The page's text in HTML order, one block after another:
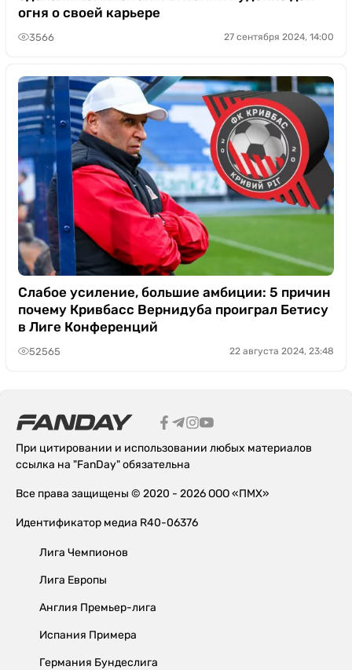
огня о своей карьере
3566 27 сентября 2024, 14:00
Слабое усиление, большие амбиции: 5 причин
почему Кривбасс Вернидуба проиграл Бетису
в Лиге Конференций
52565 22 августа 2024, 23:48
При цитировании и использовании любых материалов
ссылка на "FanDay" обязательна
Все права защищены © 2020 - 2026 ООО «ПМХ»
Идентификатор медиа R40-06376
Лига Чемпионов
Лига Европы
Англия Премьер-лига
Испания Примера
Германия Бундеслига